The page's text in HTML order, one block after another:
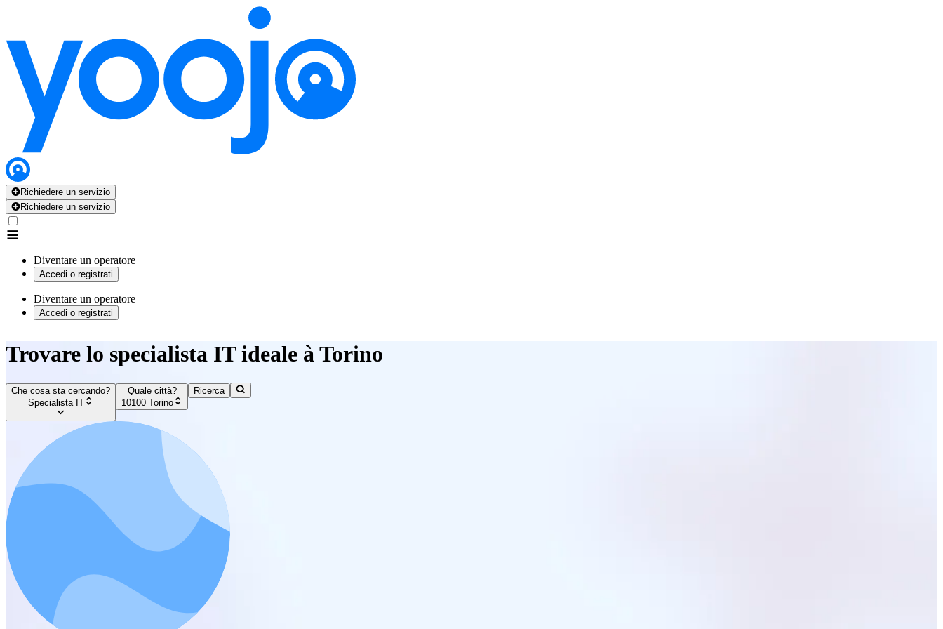
Richiedere un servizio
Richiedere un servizio
Diventare un operatore
Accedi o registrati
Diventare un operatore
Accedi o registrati
Trovare lo specialista IT ideale à Torino
Che cosa sta cercando?
Specialista IT
Quale città?
10100 Torino
Ricerca